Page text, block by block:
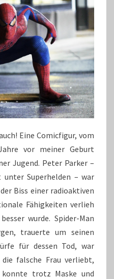
Eine Comicfigur, vom
vor meiner Geburt
Jugend. Peter Parker –
Superhelden – war
Biss einer radioaktiven
Fähigkeiten verlieh
wurde. Spider-Man
trauerte um seinen
für dessen Tod, war
falsche Frau verliebt,
trotz Maske und